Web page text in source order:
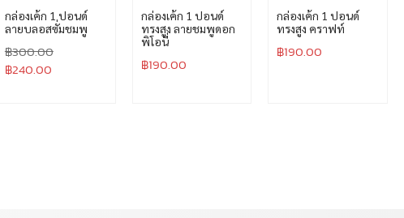
กล่องเค้ก 1 ปอนด์
ลายบลอสซั่มชมพู
฿300.00
฿240.00
กล่องเค้ก 1 ปอนด์
ทรงสูง ลายชมพูดอก
พิโอนี่
฿190.00
กล่องเค้ก 1 ปอนด์
ทรงสูง คราฟท์
฿190.00